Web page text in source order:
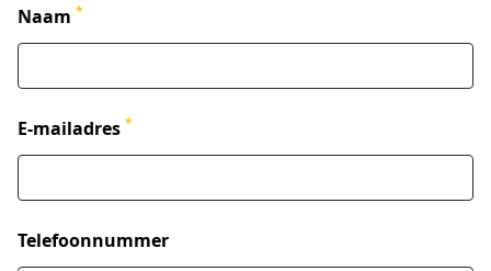
Naam *
E-mailadres *
Telefoonnummer